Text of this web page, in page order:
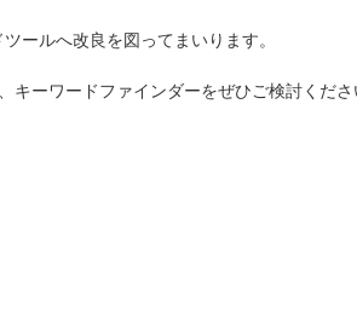
ールへ改良を図ってまいります。
キーワードファインダーをぜひご検討くださ